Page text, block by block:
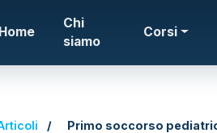
Home
Chi
siamo
Corsi
/ Primo soccorso